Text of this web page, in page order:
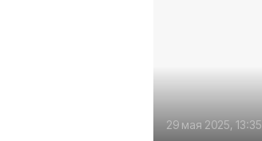
29 мая 2025, 13:35